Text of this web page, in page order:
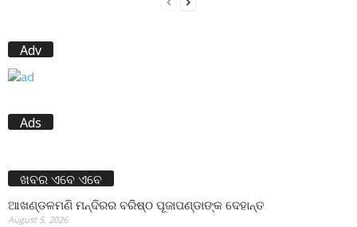
Adv
Ads
ଖବର ଏବେ ଏବେ
ଆଖଣ୍ଡଳମଣି ମନ୍ଦିରର ବରିଷ୍ଠ ପୂଜାପଣ୍ଡାଙ୍କ ଦେହାନ୍ତ
August 5, 2026